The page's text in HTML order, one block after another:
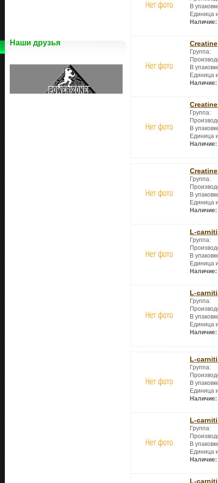
Наши друзья
В
Единица
Наличие:
Creatine
Группа:
В
Единица
Наличие:
Группа:
В
Единица
Наличие:
Группа:
В
Единица
Наличие:
L-
Группа:
В
Единица
Наличие:
L-
Группа:
В
Единица
Наличие:
L-
Группа:
В
Единица
Наличие:
L-
Группа:
В
Единица
Наличие:
L-